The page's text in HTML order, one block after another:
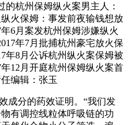
州保姆纵火案男主人：
保姆：事发前夜输钱想放
6月案发杭州保姆涉嫌纵火
年7月批捕杭州豪宅放火保
年8月公诉杭州纵火案保姆被
12月开庭杭州保姆纵火案首
辑：张玉
分的药效证明。“我们发
有调控线粒体呼吸链的功